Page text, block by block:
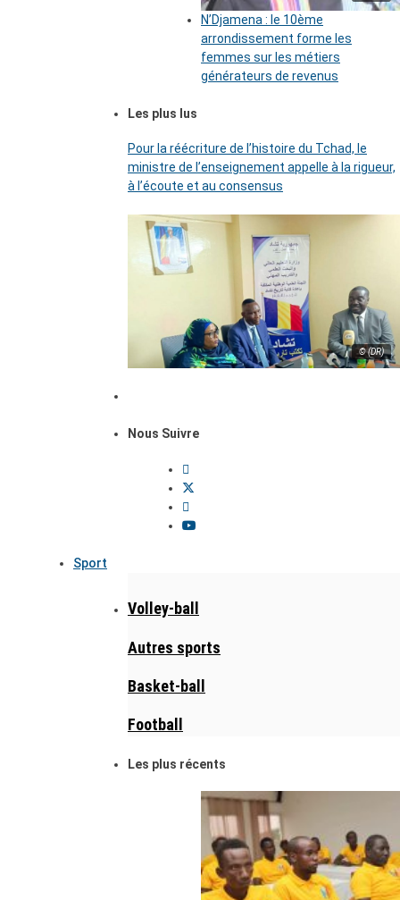
N’Djamena : le 10ème
arrondissement forme les
femmes sur les métiers
générateurs de revenus
Les plus lus
Pour la réécriture de l’histoire du Tchad, le
ministre de l’enseignement appelle à la rigueur,
à l’écoute et au consensus
© (DR)
Nous Suivre
Sport
Volley-ball
Autres sports
Basket-ball
Football
Les plus récents